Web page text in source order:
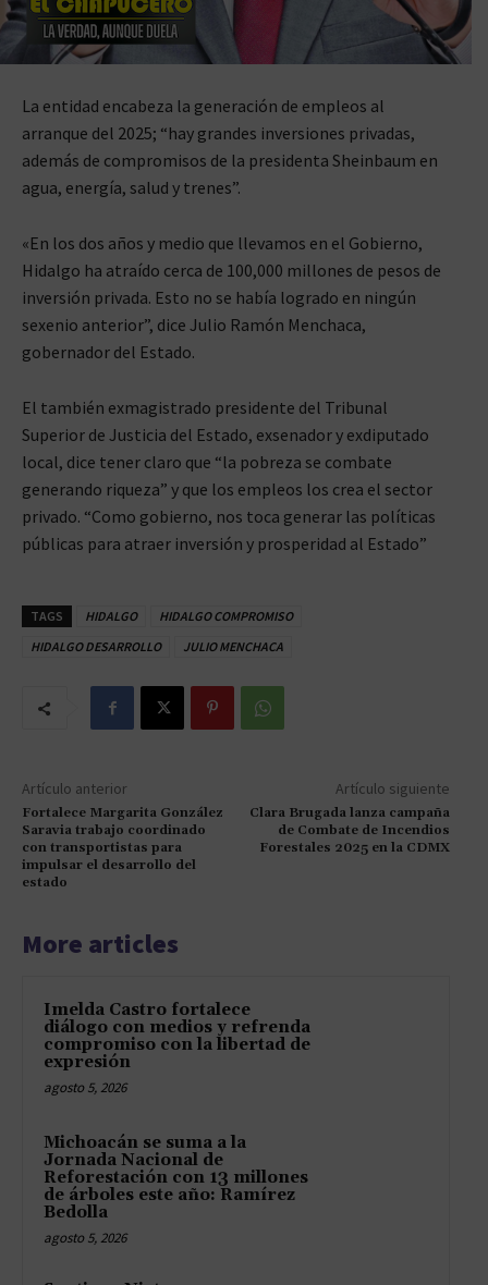
La entidad encabeza la generación de empleos al
arranque del 2025; “hay grandes inversiones privadas,
además de compromisos de la presidenta Sheinbaum en
agua, energía, salud y trenes”.
«En los dos años y medio que llevamos en el Gobierno,
Hidalgo ha atraído cerca de 100,000 millones de pesos de
inversión privada. Esto no se había logrado en ningún
sexenio anterior”, dice Julio Ramón Menchaca,
gobernador del Estado.
El también exmagistrado presidente del Tribunal
Superior de Justicia del Estado, exsenador y exdiputado
local, dice tener claro que “la pobreza se combate
generando riqueza” y que los empleos los crea el sector
privado. “Como gobierno, nos toca generar las políticas
públicas para atraer inversión y prosperidad al Estado”
TAGS HIDALGO
HIDALGO COMPROMISO
HIDALGO DESARROLLO
JULIO MENCHACA
Artículo anterior
Fortalece Margarita González
Saravia trabajo coordinado
con transportistas para
impulsar el desarrollo del
estado
Artículo siguiente
Clara Brugada lanza campaña
de Combate de Incendios
Forestales 2025 en la CDMX
More articles
Imelda Castro fortalece
diálogo con medios y refrenda
compromiso con la libertad de
expresión
agosto 5, 2026
Michoacán se suma a la
Jornada Nacional de
Reforestación con 13 millones
de árboles este año: Ramírez
Bedolla
agosto 5, 2026